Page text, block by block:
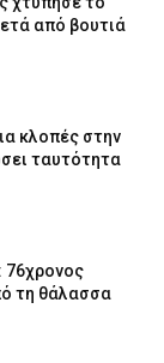
είδη –
από βουτιά
κλοπές στην
ταυτότητα
76χρονος
τη θάλασσα